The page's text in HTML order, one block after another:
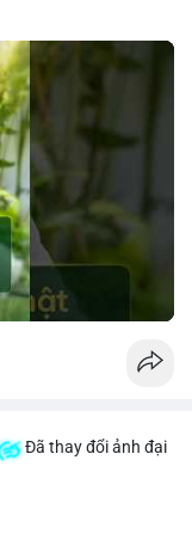
giao dịch tài chính.
cho Việt Nam mà
phương khi các
dạng. Các yếu tố
đầu tư ESG, và
lưu lượng vốn
vai trò của thông
ro khi kết nối các
Đã thay đổi ảnh đại